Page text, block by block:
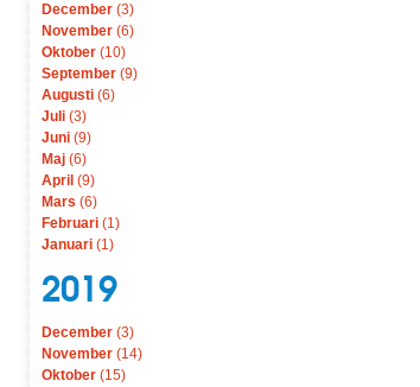
December (3)
November (6)
Oktober (10)
September (9)
Augusti (6)
Juli (3)
Juni (9)
Maj (6)
April (9)
Mars (6)
Februari (1)
Januari (1)
2019
December (3)
November (14)
Oktober (15)